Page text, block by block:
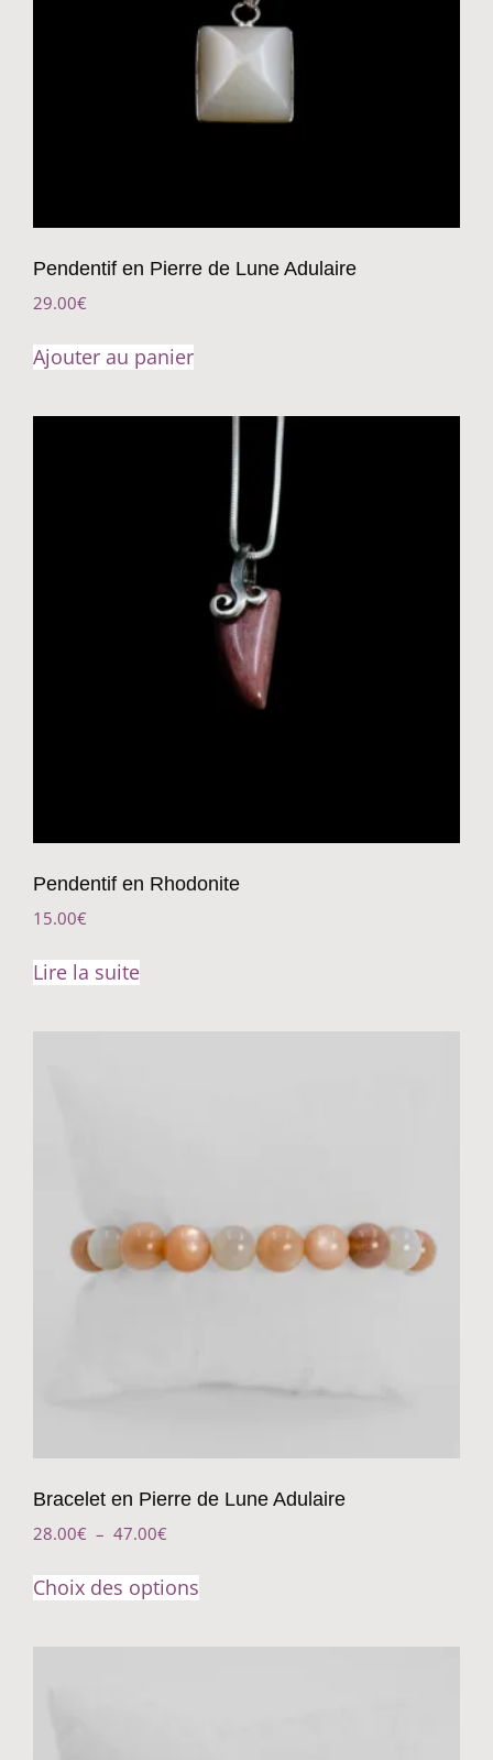
Pendentif en Pierre de Lune Adulaire
29.00€
Ajouter au panier
Pendentif en Rhodonite
15.00€
Lire la suite
Bracelet en Pierre de Lune Adulaire
28.00€ – 47.00€
Choix des options